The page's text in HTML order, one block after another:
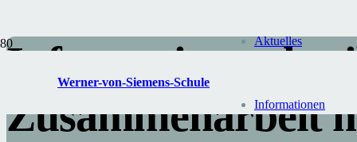
Werner-von-Siemens-Schule
Aktuelles
Informationen
Zusammenarbeit